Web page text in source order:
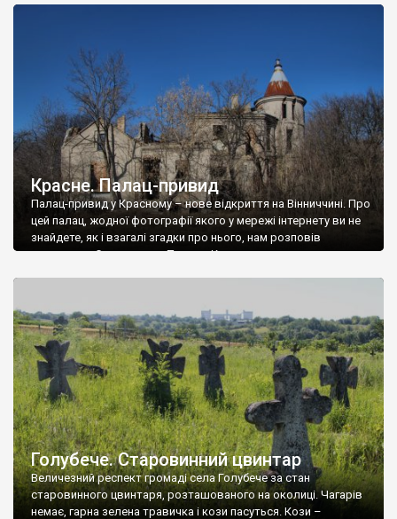
Красне. Палац-привид
Палац-привид у Красному – нове відкриття на Вінниччині. Про
цей палац, жодної фотографії якого у мережі інтернету ви не
знайдете, як і взагалі згадки про нього, нам розповів
мешканець Самгородка. Палац у Красному вразив не лише
Голубече. Старовинний цвинтар
Величезний респект громаді села Голубече за стан
старовинного цвинтаря, розташованого на околиці. Чагарів
немає, гарна зелена травичка і кози пасуться. Кози –